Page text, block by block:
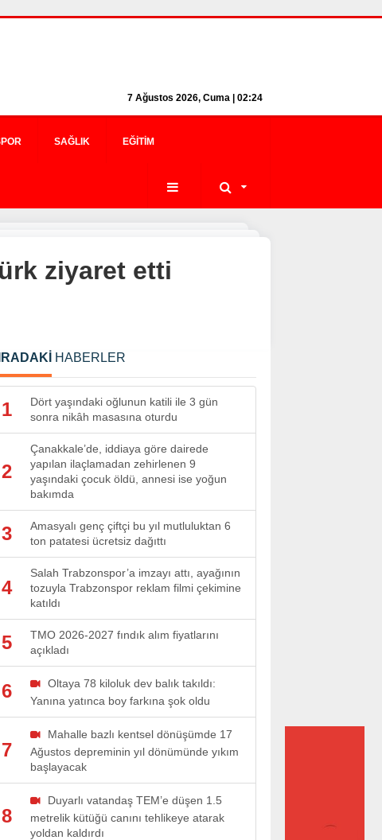
7 Ağustos 2026, Cuma | 02:24
SAĞLIK EĞITIM
ziyaret etti
HABERLER
1
Dört yaşındaki oğlunun katili ile 3 gün
sonra nikâh masasına oturdu
2
Çanakkale’de, iddiaya göre dairede
yapılan ilaçlamadan zehirlenen 9
yaşındaki çocuk öldü, annesi ise yoğun
bakımda
3
Amasyalı genç çiftçi bu yıl mutluluktan 6
ton patatesi ücretsiz dağıttı
4
Salah Trabzonspor’a imzayı attı, ayağının
tozuyla Trabzonspor reklam filmi çekimine
katıldı
5
TMO 2026-2027 fındık alım fiyatlarını
açıkladı
6
Oltaya 78 kiloluk dev balık takıldı:
Yanına yatınca boy farkına şok oldu
7
Mahalle bazlı kentsel dönüşümde 17
Ağustos depreminin yıl dönümünde yıkım
başlayacak
8
Duyarlı vatandaş TEM’e düşen 1.5
metrelik kütüğü canını tehlikeye atarak
yoldan kaldırdı